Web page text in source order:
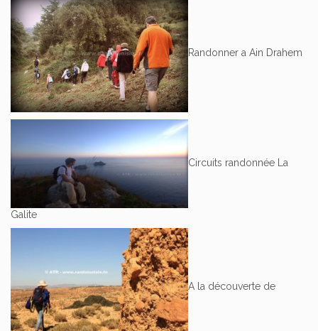
Randonner a Ain Drahem
Circuits randonnée La
Galite
A la découverte de